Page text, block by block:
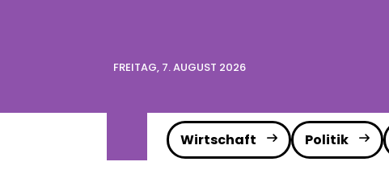
FREITAG, 7. AUGUST 2026
Wirtschaft Politik